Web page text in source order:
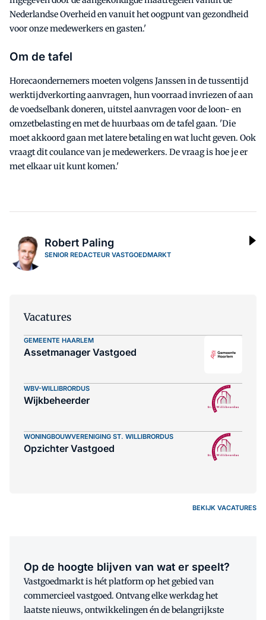
Nederlandse Overheid en vanuit het oogpunt van gezondheid
voor onze medewerkers en gasten.'
Om de tafel
Horecaondernemers moeten volgens Janssen in de tussentijd
werktijdverkorting aanvragen, hun voorraad invriezen of aan
de voedselbank doneren, uitstel aanvragen voor de loon- en
omzetbelasting en met de huurbaas om de tafel gaan. 'Die
moet akkoord gaan met latere betaling en wat lucht geven. Ook
vraagt dit coulance van je medewerkers. De vraag is hoe je er
met elkaar uit kunt komen.'
Robert Paling
SENIOR REDACTEUR VASTGOEDMARKT
Vacatures
GEMEENTE HAARLEM
Assetmanager Vastgoed
WBV-WILLIBRORDUS
Wijkbeheerder
WONINGBOUWVERENIGING ST. WILLIBRORDUS
Opzichter Vastgoed
BEKIJK VACATURES
Op de hoogte blijven van wat er speelt?
Vastgoedmarkt is hét platform op het gebied van
commercieel vastgoed. Ontvang elke werkdag het
laatste nieuws, ontwikkelingen én de belangrijkste